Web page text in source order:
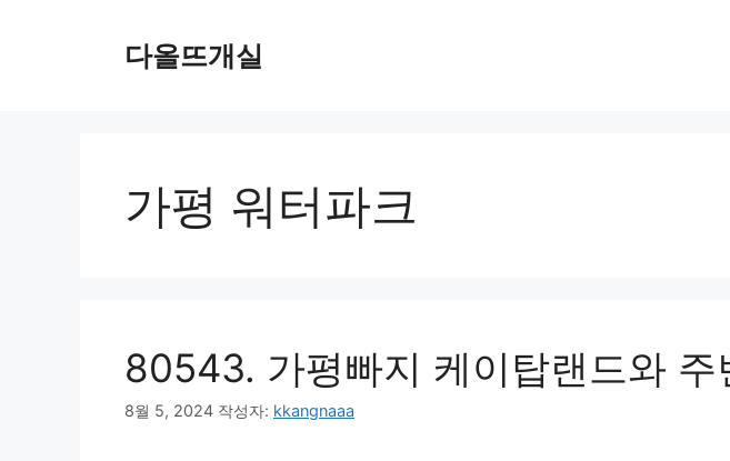
다올뜨개실
가평 워터파크
80543. 가평빠지 케이탑랜드와 주
8월 5, 2024 작성자: kkangnaaa